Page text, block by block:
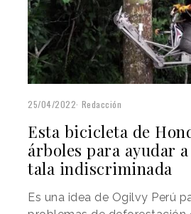
25/04/2022 Redacción
Esta bicicleta de
árboles para ayudar
tala indiscriminada
Es una idea de Ogilvy Perú